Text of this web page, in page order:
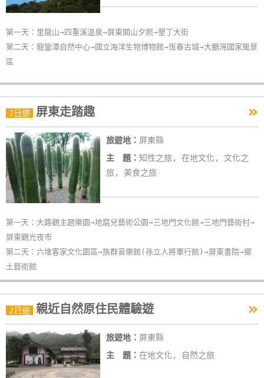
全
租
車
帶
你
玩
玩
樂
圖
顧
客
服
務
顧
客
滿
第一天：里龍山→四重溪溫泉→屏東關山夕照→墾丁大街
第二天：龍鑾潭自然中心→國立海洋生物博物館→恆春古城→大鵬灣國家風景
區
2日遊 屏東走踏趣 »
旅遊地： 屏東縣
主 題： 知性之旅, 在地文化, 文化之
旅, 美食之旅
第一天：大路觀主題樂園→地磨兒藝術公園→三地門文化館→三地門藝術村→
屏東觀光夜市
第二天：六堆客家文化園區→族群音樂館(孫立人將軍行館)→屏東書院→鄉
土藝術館
2日遊 親近自然原住民體驗遊 »
旅遊地： 屏東縣
主 題： 在地文化, 自然之旅